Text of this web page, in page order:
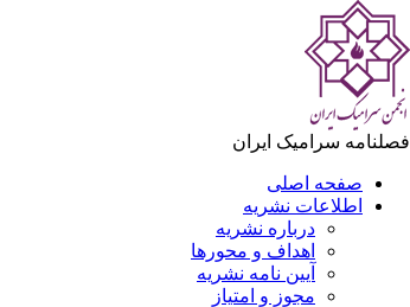
فصلنامه سرامیک ایران
صفحه اصلی
اطلاعات نشریه
درباره نشریه
اهداف و محورها
آیین نامه نشریه
مجوز و امتیاز